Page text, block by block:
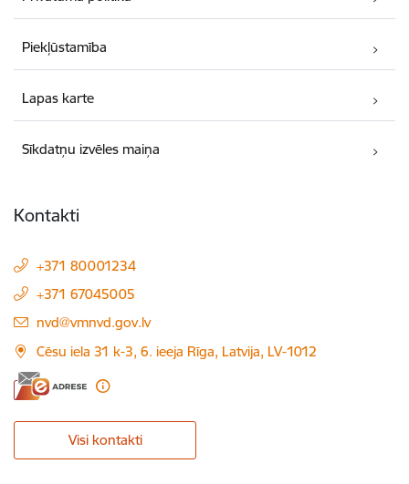
Piekļūstamība
Lapas karte
Sīkdatņu izvēles maiņa
Kontakti
+371 80001234
+371 67045005
E-pasts:
nvd@vmnvd.gov.lv
Cēsu iela 31 k-3, 6. ieeja Rīga, Latvija, LV-1012
Visi kontakti